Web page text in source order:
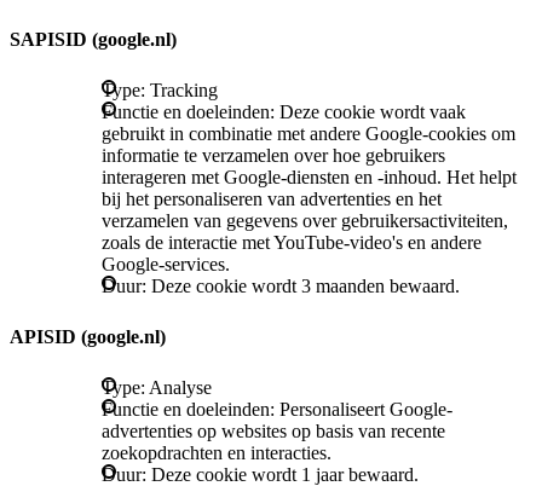
SAPISID (google.nl)
Type: Tracking
Functie en doeleinden: Deze cookie wordt vaak
gebruikt in combinatie met andere Google-cookies om
informatie te verzamelen over hoe gebruikers
interageren met Google-diensten en -inhoud. Het helpt
bij het personaliseren van advertenties en het
verzamelen van gegevens over gebruikersactiviteiten,
zoals de interactie met YouTube-video's en andere
Google-services.
Duur: Deze cookie wordt 3 maanden bewaard.
APISID (google.nl)
Type: Analyse
Functie en doeleinden: Personaliseert Google-
advertenties op websites op basis van recente
zoekopdrachten en interacties.
Duur: Deze cookie wordt 1 jaar bewaard.